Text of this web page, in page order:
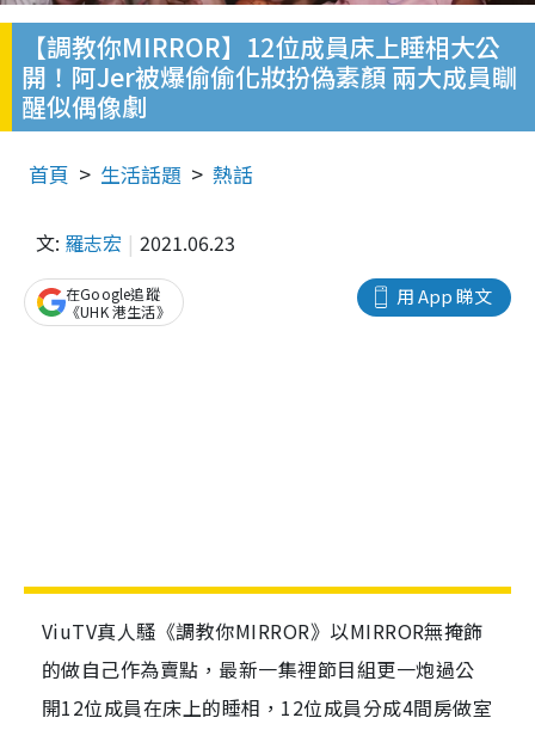
【調教你MIRROR】12位成員床上睡相大公
開！阿Jer被爆偷偷化妝扮偽素顏 兩大成員瞓
醒似偶像劇
首頁 生活話題 熱話
文: 羅志宏 2021.06.23
用 App 睇文
在Google追蹤
《UHK 港生活》
ViuTV真人騷《調教你MIRROR》以MIRROR無掩飾
的做自己作為賣點，最新一集裡節目組更一炮過公
開12位成員在床上的睡相，12位成員分成4間房做室